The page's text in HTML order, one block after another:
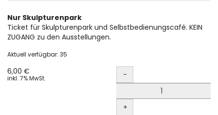
Nur Skulpturenpark
Ticket für Skulpturenpark und Selbstbedienungscafé. KEIN
ZUGANG zu den Ausstellungen.
Aktuell verfügbar: 35
6,00 €
inkl. 7% MwSt. Menge
-
+